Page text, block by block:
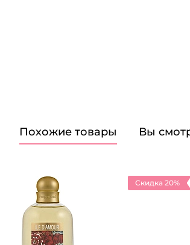
Похожие товары Вы
Скидка 20%